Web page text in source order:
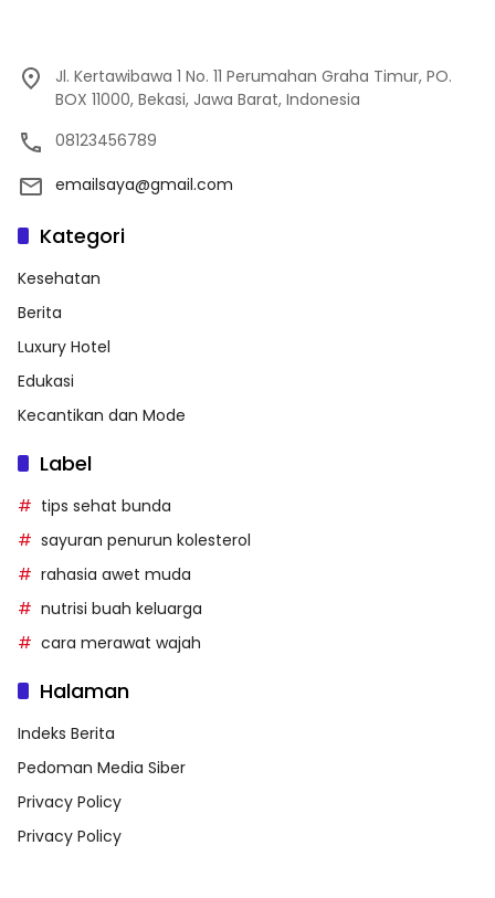
Jl. Kertawibawa 1 No. 11 Perumahan Graha Timur, PO.
BOX 11000, Bekasi, Jawa Barat, Indonesia
08123456789
emailsaya@gmail.com
Kategori
Kesehatan
Berita
Luxury Hotel
Edukasi
Kecantikan dan Mode
Label
tips sehat bunda
sayuran penurun kolesterol
rahasia awet muda
nutrisi buah keluarga
cara merawat wajah
Halaman
Indeks Berita
Pedoman Media Siber
Privacy Policy
Privacy Policy